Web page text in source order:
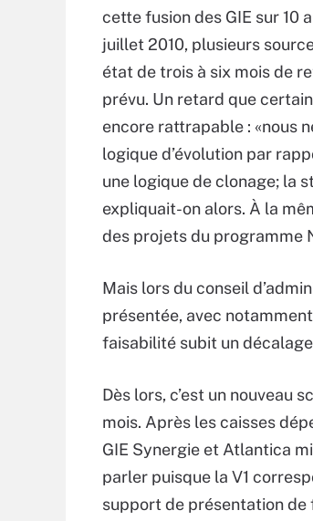
cette fusion des GIE sur 10
juillet 2010, plusieurs
état de trois à six mois de
prévu. Un retard que
encore rattrapable : «nous
logique d’évolution par
une logique de clonage; la
expliquait-on alors. À la
des projets du programme
Mais lors du conseil
présentée, avec
faisabilité subit un décalage
Dès lors, c’est un nouveau
mois. Après les caisses
GIE Synergie et Atlantica
parler puisque la V1
support de présentation de